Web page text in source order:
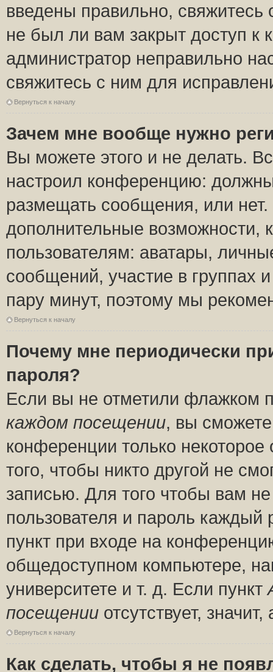
введены правильно,
не был ли вам закрыт доступ к
администратор неправильно
свяжитесь с ним для
Вернуться к началу
Зачем мне вообще нужно
Вы можете этого и не делать.
настроил конференцию:
размещать сообщения, или
дополнительные возможности,
пользователям: аватары,
сообщений, участие в группах
пару минут, поэтому мы
Вернуться к началу
Почему мне периодически
пароля?
Если вы не отметили флажком
каждом посещении, вы
конференции только
того, чтобы никто другой не
записью. Для того чтобы вам
пользователя и пароль
пункт при входе на
общедоступном компьютере,
университете и т. д. Если пункт
посещении отсутствует,
Вернуться к началу
Как сделать, чтобы я не